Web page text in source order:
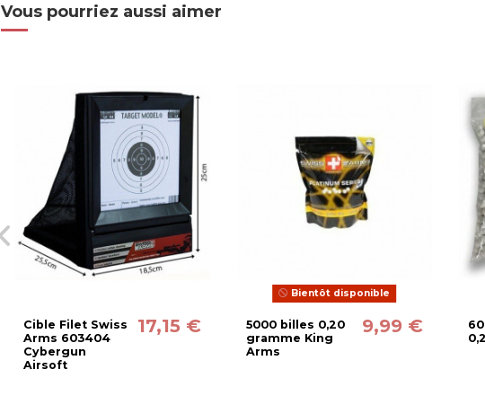
Vous pourriez aussi aimer
Cible Filet Swiss
Arms 603404
Cybergun
Airsoft
17,15 €
Bientôt disponible
5000 billes 0,20
gramme King
Arms
9,99 €